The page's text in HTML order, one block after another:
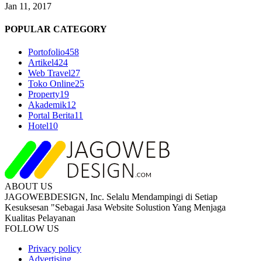
Jan 11, 2017
POPULAR CATEGORY
Portofolio458
Artikel424
Web Travel27
Toko Online25
Property19
Akademik12
Portal Berita11
Hotel10
ABOUT US
JAGOWEBDESIGN, Inc. Selalu Mendampingi di Setiap
Kesuksesan "Sebagai Jasa Website Solustion Yang Menjaga
Kualitas Pelayanan
FOLLOW US
Privacy policy
Advertising